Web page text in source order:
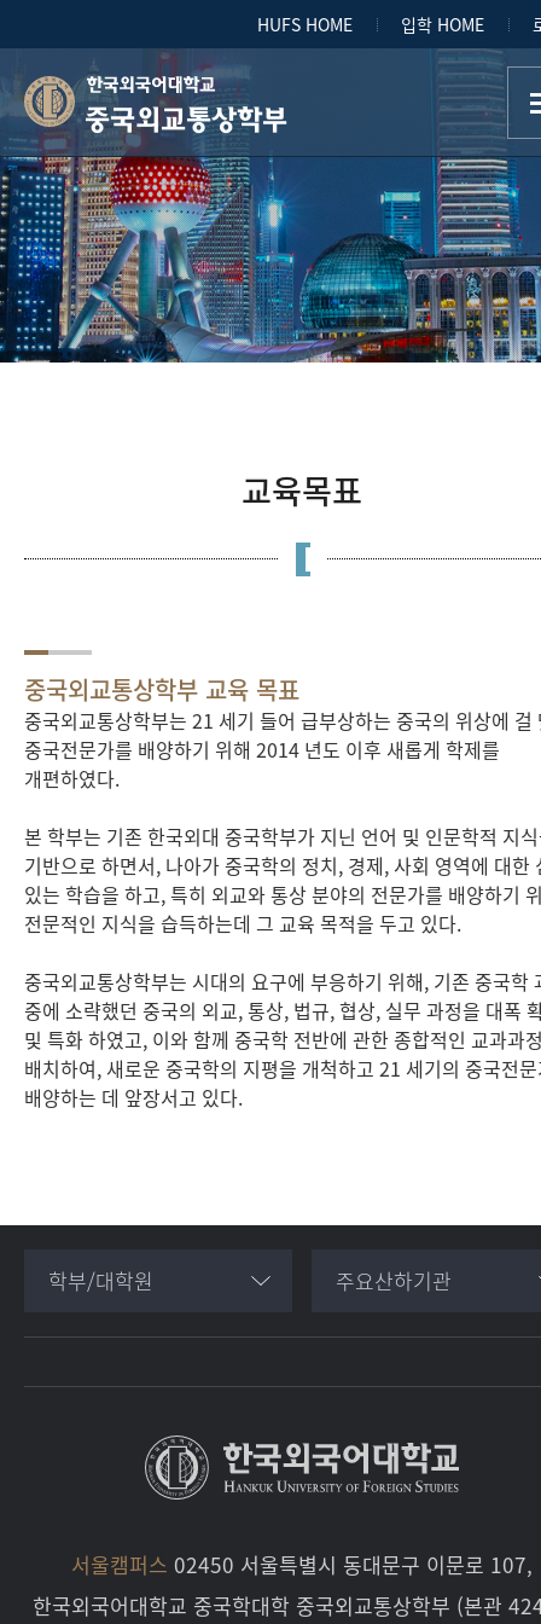
HUFS HOME 입학 HOME
중국외교통상학부
교육목표
중국외교통상학부 교육 목표
중국외교통상학부는 21 세기 들어 급부상하는 중국의 위상에 걸
중국전문가를 배양하기 위해 2014 년도 이후 새롭게 학제를
개편하였다.
본 학부는 기존 한국외대 중국학부가 지닌 언어 및 인문학적 지
기반으로 하면서, 나아가 중국학의 정치, 경제, 사회 영역에 대한
있는 학습을 하고, 특히 외교와 통상 분야의 전문가를 배양하기
전문적인 지식을 습득하는데 그 교육 목적을 두고 있다.
중국외교통상학부는 시대의 요구에 부응하기 위해, 기존 중국학
중에 소략했던 중국의 외교, 통상, 법규, 협상, 실무 과정을 대폭
및 특화 하였고, 이와 함께 중국학 전반에 관한 종합적인 교과과
배치하여, 새로운 중국학의 지평을 개척하고 21 세기의 중국전
배양하는 데 앞장서고 있다.
학부/대학원 주요산하기관
서울캠퍼스 02450 서울특별시 동대문구 이문로 107,
한국외국어대학교 중국학대학 중국외교통상학부 (본관